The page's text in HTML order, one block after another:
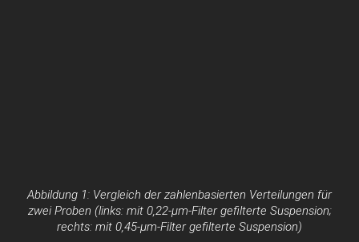
Abbildung 1: Vergleich der zahlenbasierten Verteilungen für
zwei Proben (links: mit 0,22-μm-Filter gefilterte Suspension;
rechts: mit 0,45-μm-Filter gefilterte Suspension)